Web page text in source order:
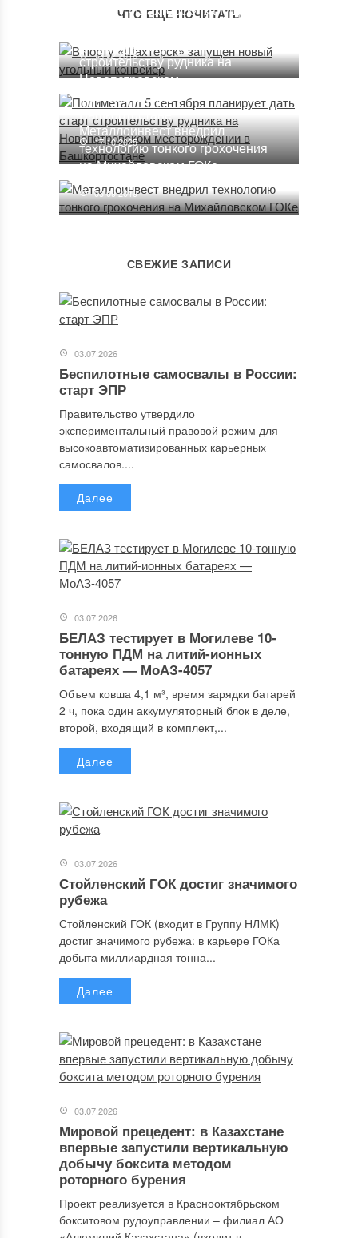
ЧТО ЕЩЕ ПОЧИТАТЬ
В порту «Шахтерск» запущен
13.12.2018
Полиметалл 5 сентября
планирует дать старт
строительству рудника на
Новопетровском
месторождении в
Башкортостане
17.10.2025
Металлоинвест внедрил
технологию тонкого грохочения
на Михайловском ГОКе
03.09.2019
СВЕЖИЕ ЗАПИСИ
03.07.2026
Беспилотные самосвалы в России:
старт ЭПР
Правительство утвердило
экспериментальный правовой режим для
высокоавтоматизированных карьерных
самосвалов....
Далее
03.07.2026
БЕЛАЗ тестирует в Могилеве 10-
тонную ПДМ на литий-ионных
батареях — МоАЗ-4057
Объем ковша 4,1 м³, время зарядки батарей
2 ч, пока один аккумуляторный блок в деле,
второй, входящий в комплект,...
Далее
03.07.2026
Стойленский ГОК достиг значимого
рубежа
Стойленский ГОК (входит в Группу НЛМК)
достиг значимого рубежа: в карьере ГОКа
добыта миллиардная тонна...
Далее
03.07.2026
Мировой прецедент: в Казахстане
впервые запустили вертикальную
добычу боксита методом
роторного бурения
Проект реализуется в Краснооктябрьском
бокситовом рудоуправлении – филиал АО